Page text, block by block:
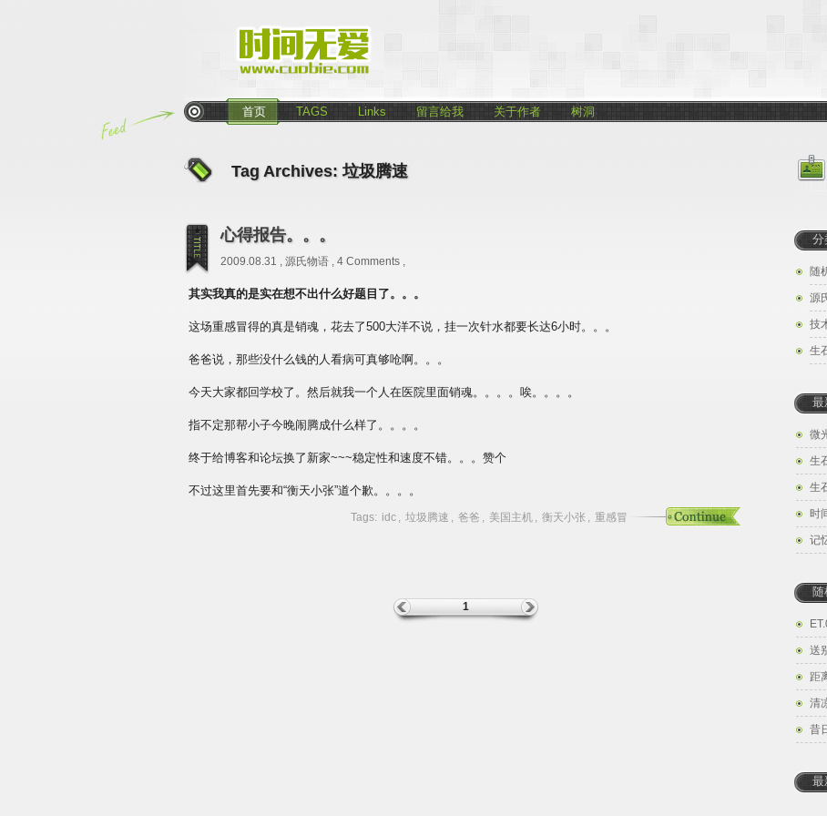
首页 TAGS Links 留言给我 关于作者 树洞
Tag Archives:垃圾腾速
心得报告。。。
2009.08.31 , 源氏物语 , 4 Comments ,
其实我真的是实在想不出什么好题目了。。。
这场重感冒得的真是销魂，花去了500大洋不说，挂一次针水都要长达6小时。。。
爸爸说，那些没什么钱的人看病可真够呛啊。。。
今天大家都回学校了。然后就我一个人在医院里面销魂。。。。唉。。。。
指不定那帮小子今晚闹腾成什么样了。。。。
终于给博客和论坛换了新家~~~稳定性和速度不错。。。赞个
不过这里首先要和“衡天小张”道个歉。。。。
Tags: idc , 垃圾腾速 , 爸爸 , 美国主机 , 衡天小张 , 重感冒
1
分
随
源
技
生
最
微
生
生
时
记
随
送
距
清
昔
最